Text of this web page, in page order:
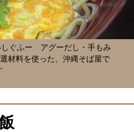
ぐふー
アグーだし・手もみ
材料を使った、沖縄そば屋で